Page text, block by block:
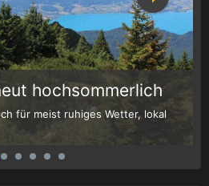
hochsommerlich
für meist ruhiges Wetter, lokal